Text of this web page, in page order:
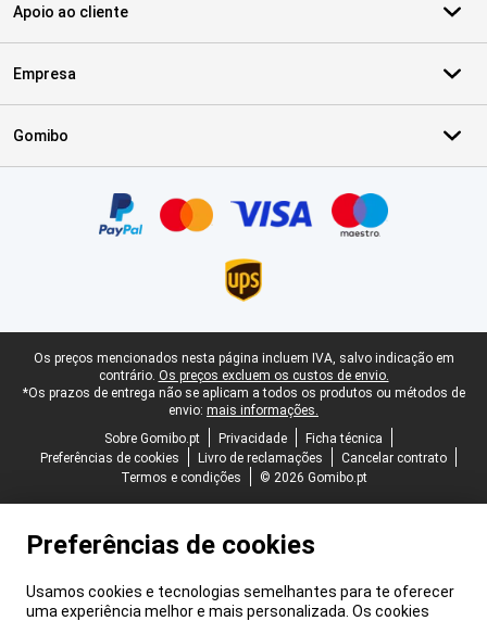
Apoio ao cliente
Empresa
Gomibo
Rodapé legal
Os preços mencionados nesta página incluem IVA, salvo indicação em
contrário. Os preços excluem os custos de envio.
*Os prazos de entrega não se aplicam a todos os produtos ou métodos de
envio: mais informações.
Sobre Gomibo.pt
Privacidade
Ficha técnica
Preferências de cookies
Livro de reclamações
Cancelar contrato
Termos e condições
© 2026 Gomibo.pt
Preferências de cookies
Usamos cookies e tecnologias semelhantes para te oferecer
uma experiência melhor e mais personalizada. Os cookies